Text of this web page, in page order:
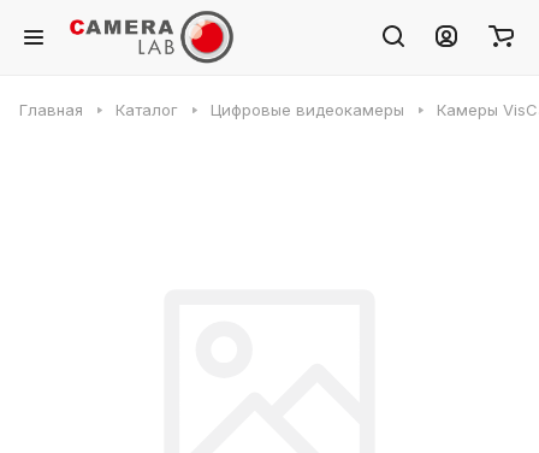
Главная Каталог Цифровые видеокамеры Камеры